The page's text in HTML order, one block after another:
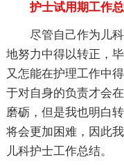
护士试用期工作总
尽管自己作为儿
地努力中得以转正，
又怎能在护理工作中
于对自身的负责才会
磨砺，但是我也明白
将会更加困难，因此
儿科护士工作总结。